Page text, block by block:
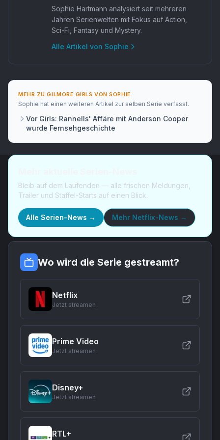
Sophie Hartmann analysiert seit mehreren
Jahren Serienwelten mit Fokus auf Action,
Sci-Fi, Fantasy und Mystery.
Alle Artikel von Sophie
MEHR ZUGILMORE GIRLS VONSOPHIE
Sophie hat einen weiteren Artikel zur selben Serie verfasst.
Vor Girls: Rannells' Affäre mit Anderson Cooper
wurde Fernsehgeschichte
Bleib auf dem Laufenden — alle frischen Meldungen,
Trailer und Staffel-Starts auf einen Blick.
Alle Serien-News → Mehr Netflix-News →
Wo wird die Serie gestreamt?
Netflix
Jetzt streamen
Prime Video
Jetzt streamen
Disney+
Jetzt streamen
RTL+